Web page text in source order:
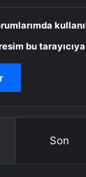
bu
Son